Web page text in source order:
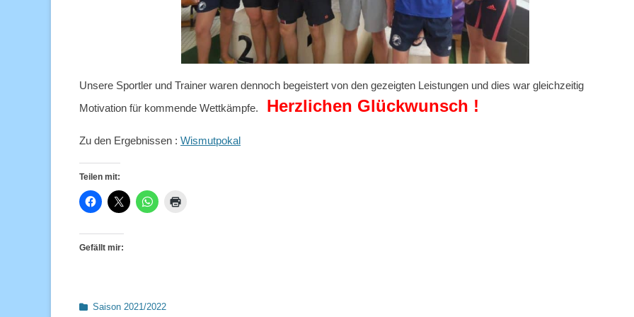
Unsere Sportler und Trainer waren dennoch begeistert von den gezeigten Leistungen und dies war gleichzeitig
Motivation für kommende Wettkämpfe. Herzlichen Glückwunsch !
Zu den Ergebnissen : Wismutpokal
Teilen mit:
Gefällt mir:
Kategorien
Saison 2021/2022